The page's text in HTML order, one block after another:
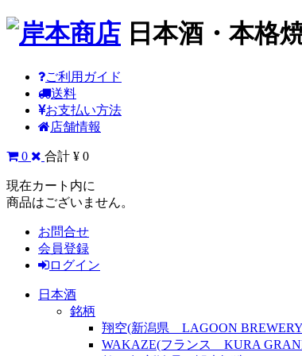
日本酒・本格
ご利用ガイド
送料
お支払い方法
店舗情報
0 合計 ¥ 0
現在カート内に
商品はございません。
お問合せ
会員登録
ログイン
日本酒
銘柄
翔空(新潟県 LAGOON
WAKAZE(フランス KURA